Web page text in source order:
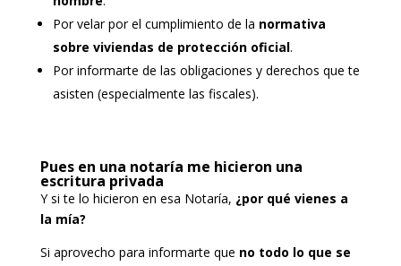
Por velar por el cumplimiento de la normativa
sobre viviendas de protección oficial.
Por informarte de las obligaciones y derechos que te
asisten (especialmente las fiscales).
Pues en una notaría me hicieron una
escritura privada
Y si te lo hicieron en esa Notaría, ¿por qué vienes a
la mía?
Si aprovecho para informarte que no todo lo que se